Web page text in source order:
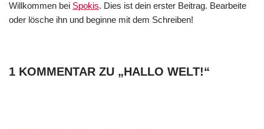
Willkommen bei Spokis. Dies ist dein erster Beitrag. Bearbeite
oder lösche ihn und beginne mit dem Schreiben!
1 KOMMENTAR ZU „HALLO WELT!“